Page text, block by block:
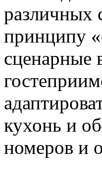
различных
принципу
сценарные
кухонь и
номеров и